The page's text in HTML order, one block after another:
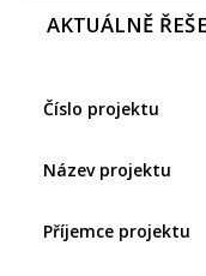
AKTUÁLNĚ
Číslo projektu
Název projektu
Příjemce projektu